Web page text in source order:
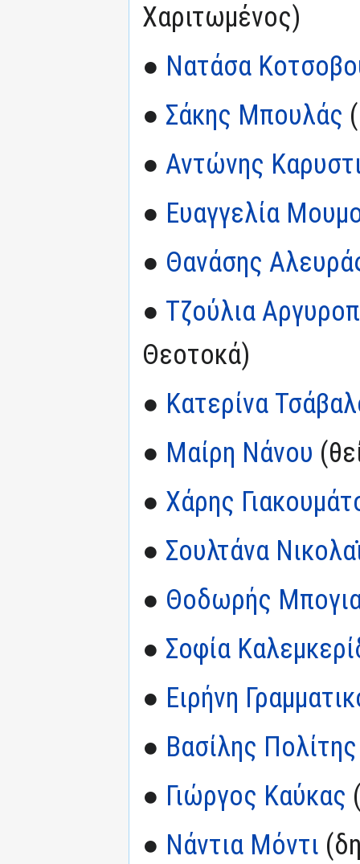
Χαριτωμένος)
● Νατάσα
● Σάκης Μπουλάς
● Αντώνης
● Ευαγγελία
● Θανάσης
● Τζούλια
Θεοτοκά)
● Κατερίνα
● Μαίρη Νάνου
● Χάρης
● Σουλτάνα
● Θοδωρής
● Σοφία
● Ειρήνη
● Βασίλης Πολίτης
● Γιώργος Καύκας
● Νάντια Μόντι